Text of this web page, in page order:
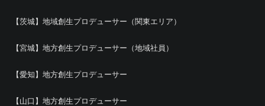
【茨城】地域創生プロデューサー（関東エリア）
【宮城】地方創生プロデューサー（地域社員）
【愛知】地方創生プロデューサー
【山口】地方創生プロデューサー